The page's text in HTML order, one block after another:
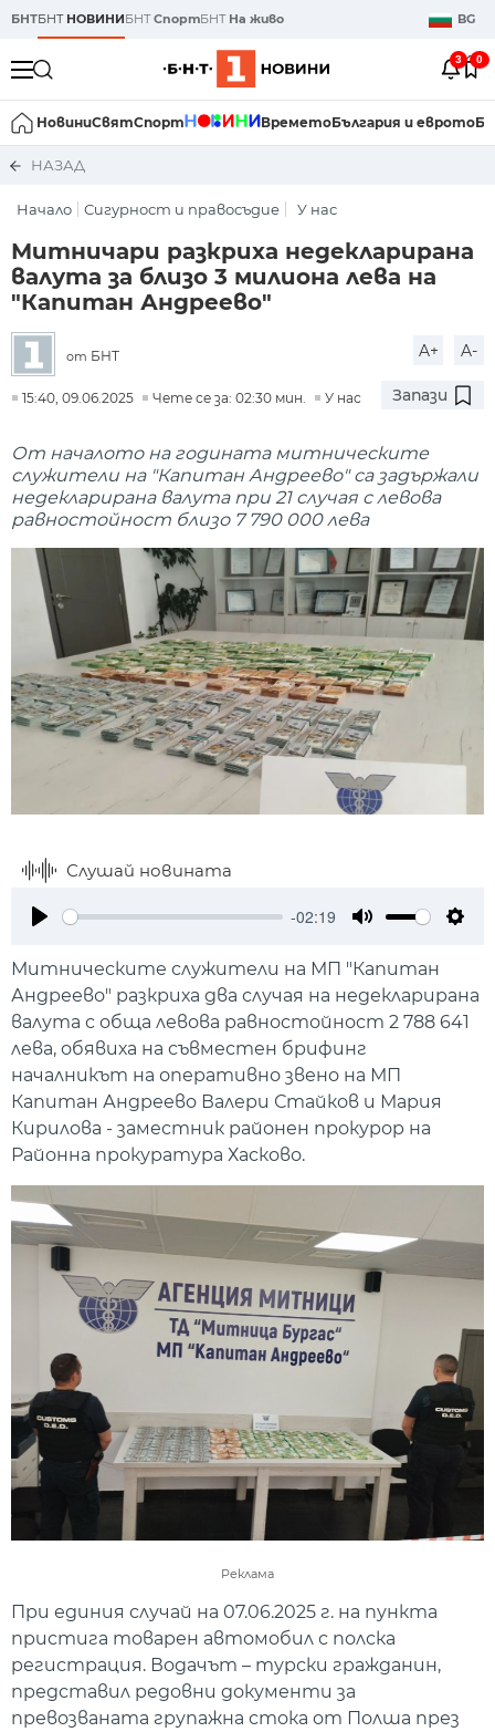
БНТБНТ НОВИНИБНТСпортБНТ На живо BG
3 0
НовиниСвятСпорт ВреметоБългария и еврото
НАЗАД
Начало Сигурност и правосъдие У нас
Митничари разкриха недекларирана
валута за близо 3 милиона лева на
"Капитан Андреево"
от БНТ A+ A-
15:40, 09.06.2025 Чете се за: 02:30 мин. У нас Запази
От началото на годината митническите
служители на "Капитан Андреево" са задържали
недекларирана валута при 21 случая с левова
равностойност близо 7 790 000 лева
Слушай новината
-02:19
Митническите служители на МП "Капитан
Андреево" разкриха два случая на недекларирана
валута с обща левова равностойност 2 788 641
лева, обявиха на съвместен брифинг
началникът на оперативно звено на МП
Капитан Андреево Валери Стайков и Мария
Кирилова - заместник районен прокурор на
Районна прокуратура Хасково.
Реклама
При единия случай на 07.06.2025 г. на пункта
пристига товарен автомобил с полска
регистрация. Водачът – турски гражданин,
представил редовни документи за
превозваната групажна стока от Полша през